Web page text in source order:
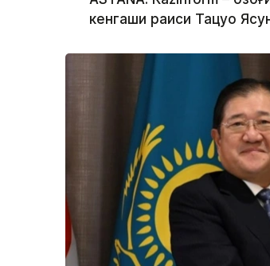
кенгаши раиси Тацуо